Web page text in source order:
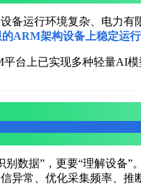
备运行环境复杂、电力
ARM架构设备上稳定运行
台上已实现多种轻量AI
别数据”，更要“理解设备”
信异常、优化采集频率、推